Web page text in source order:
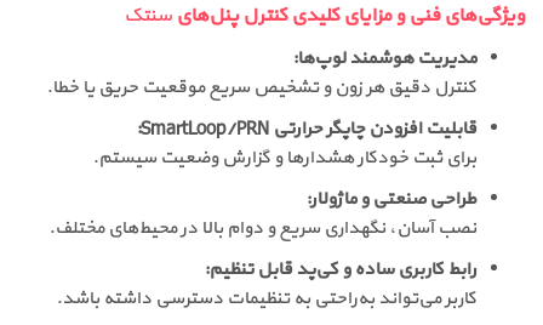
ویژگی‌های فنی و مزایای کلیدی کنترل پنل‌های سنتک
مدیریت هوشمند لوپ‌ها:
کنترل دقیق هر زون و تشخیص سریع موقعیت حریق یا خطا.
قابلیت افزودن چاپگر حرارتی SmartLoop/PRN:
برای ثبت خودکار هشدارها و گزارش وضعیت سیستم.
طراحی صنعتی و ماژولار:
نصب آسان، نگهداری سریع و دوام بالا در محیط‌های مختلف.
رابط کاربری ساده و کی‌پد قابل تنظیم:
کاربر می‌تواند به‌راحتی به تنظیمات دسترسی داشته باشد.